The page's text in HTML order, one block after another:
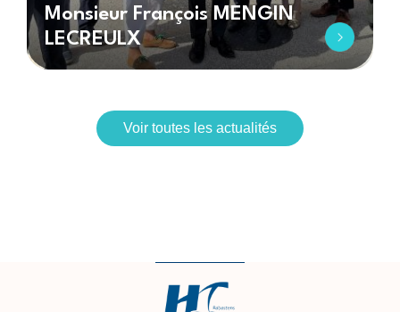
Monsieur François MENGIN
LECREULX
Voir toutes les actualités